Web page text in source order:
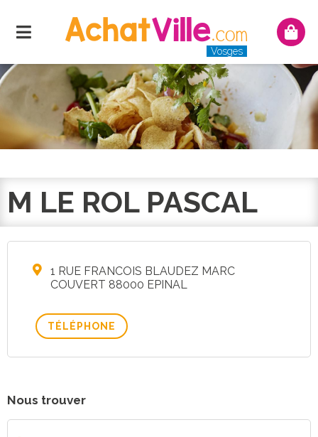
Menu
Vosges
Mon
panier
M LE ROL PASCAL
1 RUE FRANCOIS BLAUDEZ MARC
COUVERT 88000 EPINAL
TÉLÉPHONE
Nous trouver